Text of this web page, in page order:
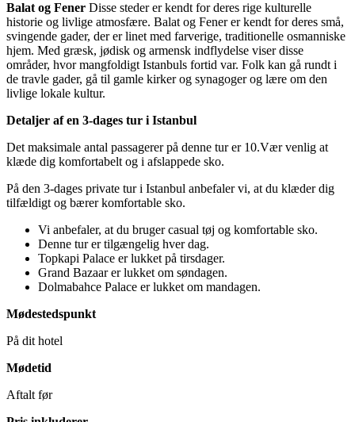
Balat og Fener Disse steder er kendt for deres rige kulturelle
historie og livlige atmosfære. Balat og Fener er kendt for deres små,
svingende gader, der er linet med farverige, traditionelle osmanniske
hjem. Med græsk, jødisk og armensk indflydelse viser disse
områder, hvor mangfoldigt Istanbuls fortid var. Folk kan gå rundt i
de travle gader, gå til gamle kirker og synagoger og lære om den
livlige lokale kultur.
Detaljer af en 3-dages tur i Istanbul
Det maksimale antal passagerer på denne tur er 10.Vær venlig at
klæde dig komfortabelt og i afslappede sko.
På den 3-dages private tur i Istanbul anbefaler vi, at du klæder dig
tilfældigt og bærer komfortable sko.
Vi anbefaler, at du bruger casual tøj og komfortable sko.
Denne tur er tilgængelig hver dag.
Topkapi Palace er lukket på tirsdager.
Grand Bazaar er lukket om søndagen.
Dolmabahce Palace er lukket om mandagen.
Mødestedspunkt
På dit hotel
Mødetid
Aftalt før